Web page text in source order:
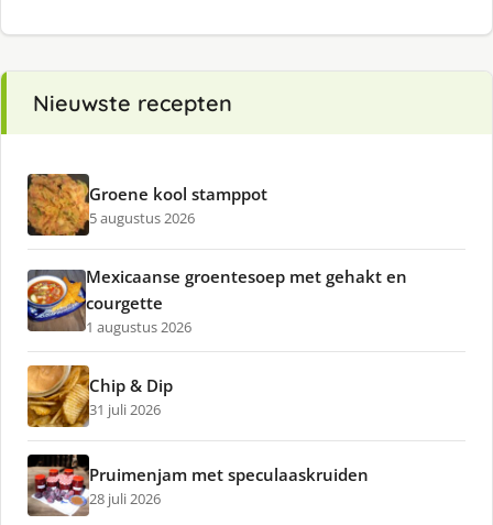
Nieuwste recepten
Groene kool stamppot
5 augustus 2026
Mexicaanse groentesoep met gehakt en
courgette
1 augustus 2026
Chip & Dip
31 juli 2026
Pruimenjam met speculaaskruiden
28 juli 2026